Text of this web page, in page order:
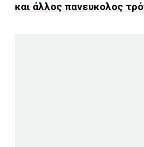
και άλλος πανευκολος